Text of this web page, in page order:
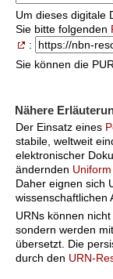
Um dieses digitale
Sie bitte folgenden
:
Sie können die
Nähere
Der Einsatz eines
stabile, weltweit
elektronischer
ändernden
Daher eignen sich
wissenschaftlichen
URNs können
sondern werden
übersetzt. Die
durch den URN-